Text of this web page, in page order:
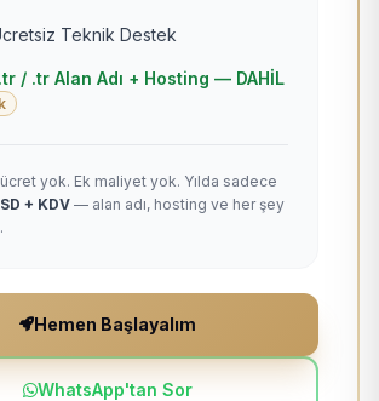
Teknik Destek
/ .tr Alan Adı + Hosting — DAHİL
yok. Ek maliyet yok. Yılda sadece
+ KDV— alan adı, hosting ve her şey
Hemen Başlayalım
WhatsApp'tan Sor